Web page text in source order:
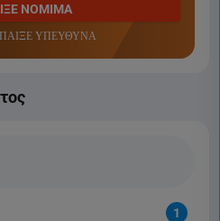
ΝΟΜΙΜΑ
ΠΑΙΞΕ ΥΠΕΥΘΥΝΑ
1